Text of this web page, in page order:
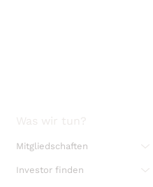
Was wir tun?
Mitgliedschaften
Investor finden